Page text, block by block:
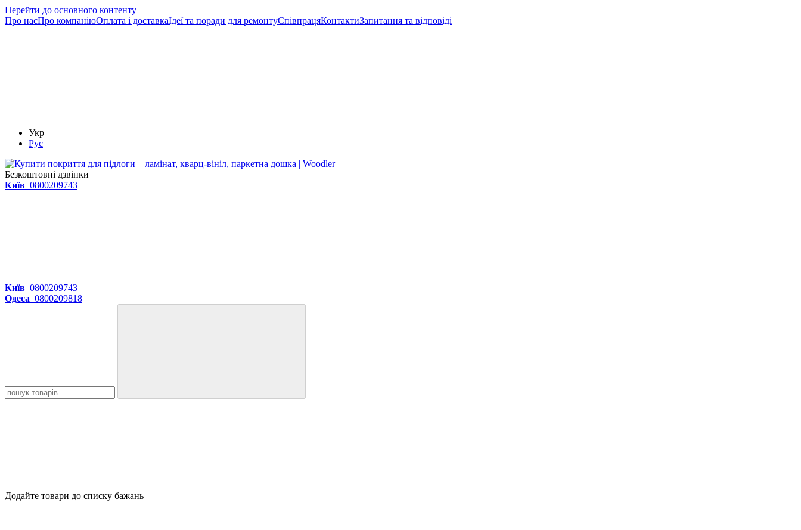
Перейти до основного контенту
Про насПро компаніюОплата і доставкаІдеї та поради для ремонтуСпівпрацяКонтактиЗапитання та відповіді
Укр
Рус
Безкоштовні дзвінки
Київ 0800209743
Київ 0800209743
Одеса 0800209818
Додайте товари до списку бажань